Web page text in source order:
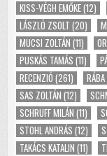
KISS-VÉGH EMŐKE(12)
LÁSZLÓ ZSOLT (20)
MUCSI ZOLTÁN (11)
PUSKÁS TAMÁS (11)
RECENZIÓ (261)
SAS ZOLTÁN (12)
SCHRUFF MILÁN (11)
STOHL ANDRÁS (12)
TAKÁCS KATALIN (11)